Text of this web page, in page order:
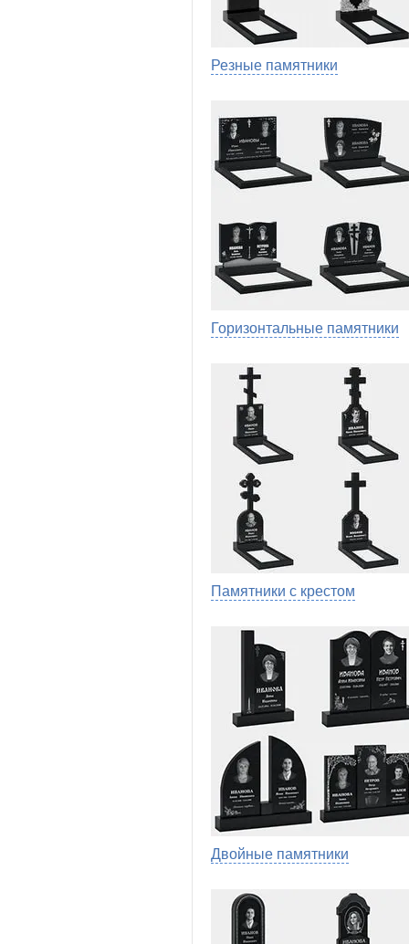
Резные памятники
Горизонтальные памятники
Памятники с крестом
Двойные памятники